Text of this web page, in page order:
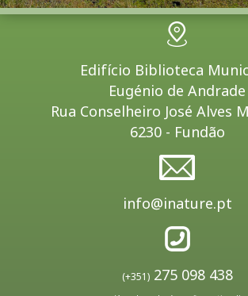
Edifício Biblioteca
Eugénio de Andrade
Rua Conselheiro José Alves
6230 - Fundão
info@inature.pt
(+351) 275 098 438